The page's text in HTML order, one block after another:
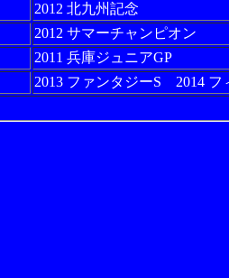
2012 北九州記念
2012 サマーチャンピオン
2011 兵庫ジュニアGP
2013 ファンタジーS 2014 フ